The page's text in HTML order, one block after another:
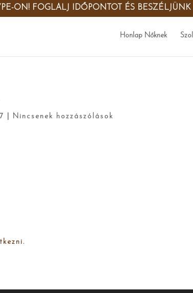
ON! FOGLALJ IDŐPONTOT ÉS
Honlap Nőknek
Nincsenek hozzászólások
.